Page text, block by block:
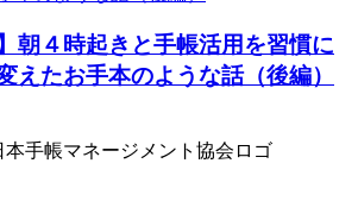
朝４時起きと手帳活用を習慣に
えたお手本のような話（後編）